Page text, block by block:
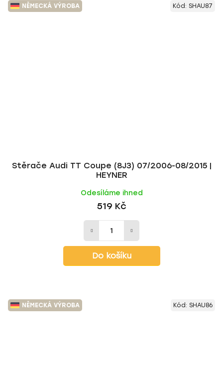
NĚMECKÁ VÝROBA
Stěrače Audi TT Coupe (8J3) 07/2006-08/2015 |
HEYNER
Odesíláme ihned
519 Kč
Do košíku
Kód: SHAU87
NĚMECKÁ VÝROBA Kód: SHAU86